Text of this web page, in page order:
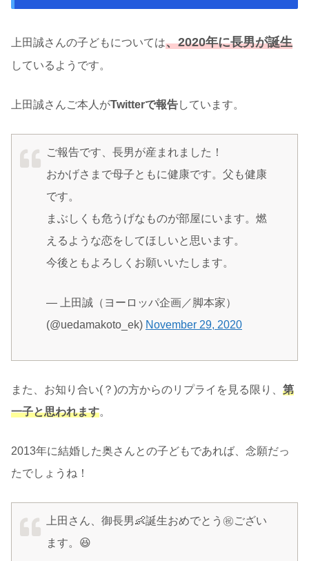
上田誠さんの子どもについては、2020年に長男が誕生
しているようです。
上田誠さんご本人がTwitterで報告しています。
ご報告です、長男が産まれました！
おかげさまで母子ともに健康です。父も健康
です。
まぶしくも危うげなものが部屋にいます。燃
えるような恋をしてほしいと思います。
今後ともよろしくお願いいたします。
— 上田誠（ヨーロッパ企画／脚本家）
(@uedamakoto_ek) November 29, 2020
また、お知り合い(？)の方からのリプライを見る限り、 第
一子と思われます。
2013年に結婚した奥さんとの子どもであれば、念願だっ
たでしょうね！
上田さん、御長男👶誕生おめでとう㊗️ござい
ます。😆